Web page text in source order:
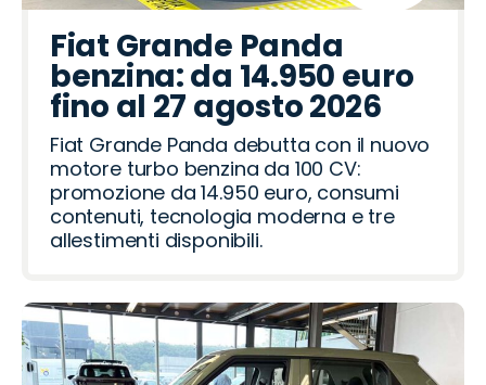
Fiat Grande Panda
benzina: da 14.950 euro
fino al 27 agosto 2026
Fiat Grande Panda debutta con il nuovo